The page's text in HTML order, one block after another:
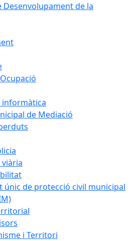
Desenvolupament de la
informàtica
de Mediació
únic de protecció civil municipal
i Territori